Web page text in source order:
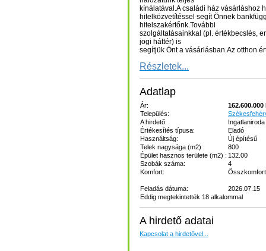
kínálatával.A családi ház vásárláshoz
hitelközvetítéssel segít Önnek
hitelszakértőnk.További
szolgáltatásainkkal (pl. értékbecslés,
jogi háttér) is
segítjük Önt a vásárlásban.Az otthon
Részletek...
Adatlap
Ár:
162.600.000
Település:
A hirdető:
Értékesítés típusa:
Eladó
Használtság:
Új építésű
Telek nagysága (m2) :
800
Épület hasznos területe (m2) : 132.00
Szobák száma:
4
Komfort:
Feladás dátuma:
2026.07.15
Eddig megtekintették 18 alkalommal
A hirdető adatai
Kapcsolat a hirdetővel...